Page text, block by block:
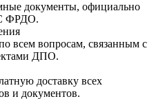
документы, официально
ФРДО.
всем вопросам, связанным с
ДПО.
доставку всех
и документов.